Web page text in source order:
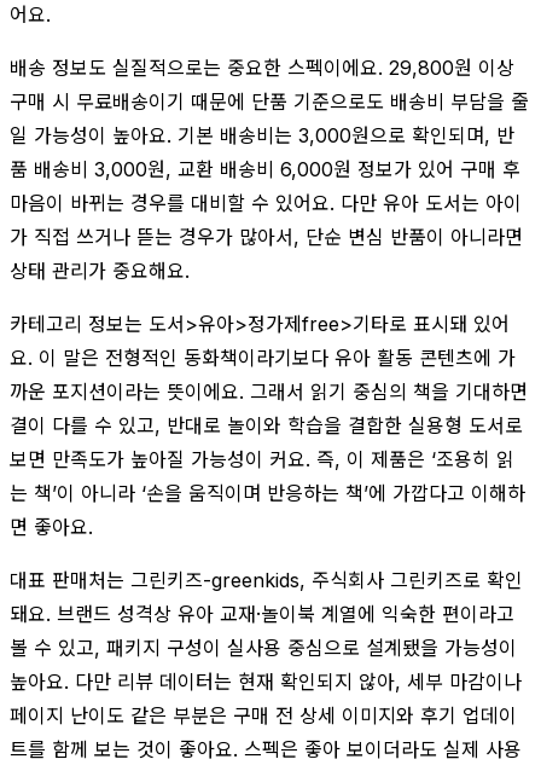
어요.
배송 정보도 실질적으로는 중요한 스펙이에요. 29,800원 이상
구매 시 무료배송이기 때문에 단품 기준으로도 배송비 부담을 줄
일 가능성이 높아요. 기본 배송비는 3,000원으로 확인되며, 반
품 배송비 3,000원, 교환 배송비 6,000원 정보가 있어 구매 후
마음이 바뀌는 경우를 대비할 수 있어요. 다만 유아 도서는 아이
가 직접 쓰거나 뜯는 경우가 많아서, 단순 변심 반품이 아니라면
상태 관리가 중요해요.
카테고리 정보는 도서>유아>정가제free>기타로 표시돼 있어
요. 이 말은 전형적인 동화책이라기보다 유아 활동 콘텐츠에 가
까운 포지션이라는 뜻이에요. 그래서 읽기 중심의 책을 기대하면
결이 다를 수 있고, 반대로 놀이와 학습을 결합한 실용형 도서로
보면 만족도가 높아질 가능성이 커요. 즉, 이 제품은 ‘조용히 읽
는 책’이 아니라 ‘손을 움직이며 반응하는 책’에 가깝다고 이해하
면 좋아요.
대표 판매처는 그린키즈-greenkids, 주식회사 그린키즈로 확인
돼요. 브랜드 성격상 유아 교재·놀이북 계열에 익숙한 편이라고
볼 수 있고, 패키지 구성이 실사용 중심으로 설계됐을 가능성이
높아요. 다만 리뷰 데이터는 현재 확인되지 않아, 세부 마감이나
페이지 난이도 같은 부분은 구매 전 상세 이미지와 후기 업데이
트를 함께 보는 것이 좋아요. 스펙은 좋아 보이더라도 실제 사용